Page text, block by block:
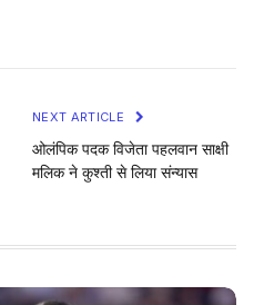
NEXT ARTICLE
ओलंपिक पदक विजेता पहलवान साक्षी
मलिक ने कुश्ती से लिया संन्यास